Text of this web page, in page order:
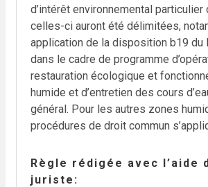
d’intérêt environnemental
celles-ci auront été délimitées,
application de la disposition b19 du
dans le cadre de programme
restauration écologique et
humide et d’entretien des cours
général. Pour les autres zones
procédures de droit commun
Règle rédigée avec l’aide
juriste